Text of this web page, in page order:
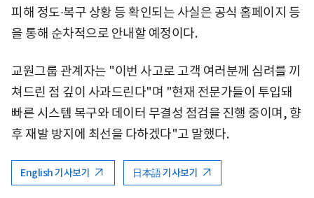
피해 정도∙복구 상황 등 확인되는 사실은 공식 홈페이지 등
을 통해 순차적으로 안내할 예정이다.
교원그룹 관계자는 "이번 사고로 고객 여러분께 심려를 끼
쳐드린 점 깊이 사과드린다"며 "현재 전문가들이 투입돼
빠른 시스템 복구와 데이터 무결성 점검을 진행 중이며, 향
후 재발 방지에 최선을 다하겠다"고 말했다.
English 기사보기 日本語 기사보기